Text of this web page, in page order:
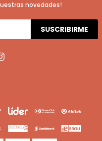
novedades!
SUSCRIBIRME